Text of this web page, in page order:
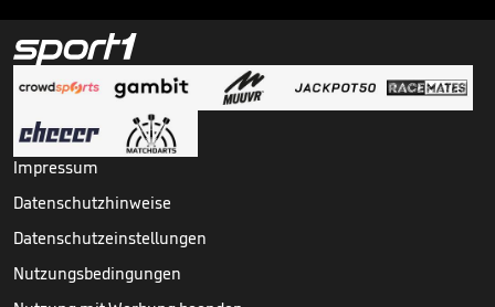
Impressum
Datenschutzhinweise
Datenschutzeinstellungen
Nutzungsbedingungen